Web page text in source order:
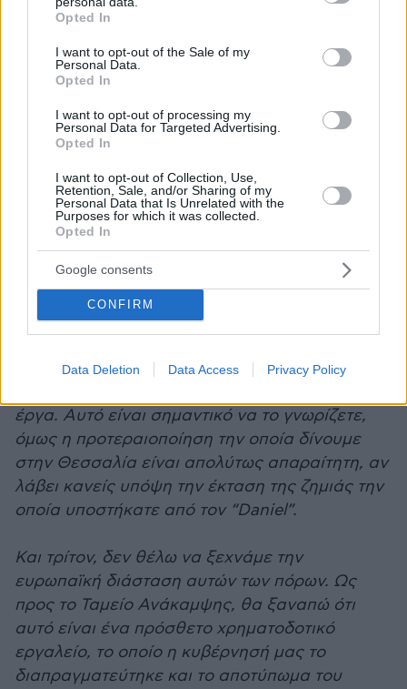
grant or deny consent to Google and its third-party tags to
use your data for below specified purposes in below Google
consent section.
Opted In
I want to opt-out of the Sale of my
Personal Data.
Opted In
I want to opt-out of processing my
Personal Data for Targeted Advertising.
Opted In
I want to opt-out of Collection, Use,
Retention, Sale, and/or Sharing of my
Personal Data that Is Unrelated with the
Purposes for which it was collected.
Opted In
Google consents
CONFIRM
Data Deletion Data Access Privacy Policy
πρώτον, εάν η χώρα δεν βρισκόταν σε καλή
δημοσιονομική κατάσταση, αν η οικονομία μας
δεν αναπτυσσόταν, αν δεν είχαμε ανακτήσει
την επενδυτική βαθμίδα, αν δεν είχε πέσει το
κόστος χρηματοδότησης της Ελληνικής
Δημοκρατίας, θα ήταν πολύ αμφίβολο αν θα
μπορούσαμε από τους εθνικούς πόρους να
εξασφαλίσουμε εκείνο το ποσό το οποίο είναι
τόσο απαραίτητο να διοχετευθεί στη Θεσσαλία.
Δεύτερη παρατήρηση: οι πόροι του
Προϋπολογισμού προφανώς δεν είναι
κατευθύνουμε περισσότερους πόρους στη
έργα. Αυτό είναι σημαντικό να το γνωρίζετε,
όμως η προτεραιοποίηση την οποία δίνουμε
στην Θεσσαλία είναι απολύτως απαραίτητη, αν
λάβει κανείς υπόψη την έκταση της ζημιάς την
οποία υποστήκατε από τον “Daniel”.
Και τρίτον, δεν θέλω να ξεχνάμε την
ευρωπαϊκή διάσταση αυτών των πόρων. Ως
προς το Ταμείο Ανάκαμψης, θα ξαναπώ ότι
αυτό είναι ένα πρόσθετο χρηματοδοτικό
εργαλείο, το οποίο η κυβέρνησή μας το
διαπραγματεύτηκε και το αποτύπωμα του